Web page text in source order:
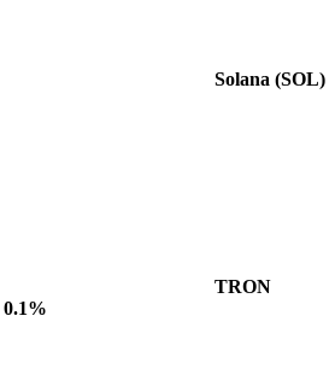
Solana (SOL)
TRON
0.1%